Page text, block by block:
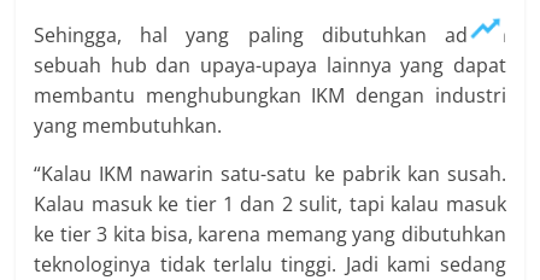
Sehingga, hal yang paling dibutuhkan adalah
sebuah hub dan upaya-upaya lainnya yang dapat
membantu menghubungkan IKM dengan industri
yang membutuhkan.
“Kalau IKM nawarin satu-satu ke pabrik kan susah.
Kalau masuk ke tier 1 dan 2 sulit, tapi kalau masuk
ke tier 3 kita bisa, karena memang yang dibutuhkan
teknologinya tidak terlalu tinggi. Jadi kami sedang